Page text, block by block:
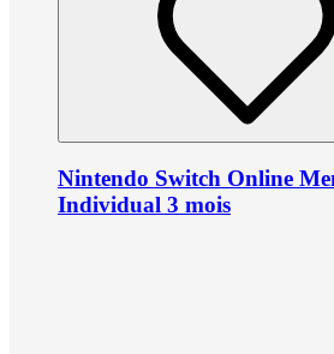
Nintendo Switch Online
Individual 3 mois